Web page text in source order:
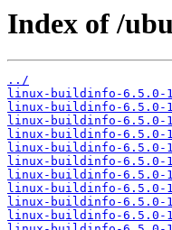
Index of /
../
linux-buildinfo-6.5.0-
linux-buildinfo-6.5.0-
linux-buildinfo-6.5.0-
linux-buildinfo-6.5.0-
linux-buildinfo-6.5.0-
linux-buildinfo-6.5.0-
linux-buildinfo-6.5.0-
linux-buildinfo-6.5.0-
linux-buildinfo-6.5.0-
linux-buildinfo-6.5.0-